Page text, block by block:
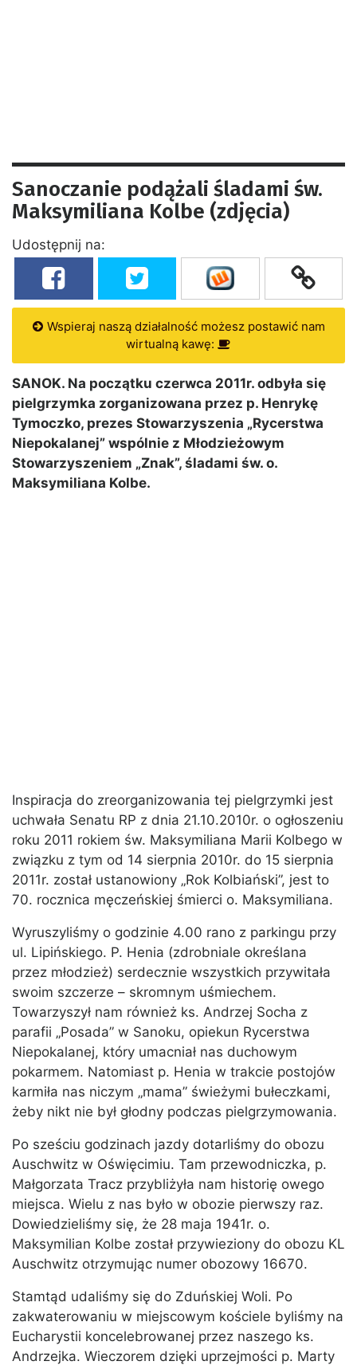
Sanoczanie podążali śladami św.
Maksymiliana Kolbe (zdjęcia)
Udostępnij na:
Wspieraj naszą działalność możesz postawić nam
wirtualną kawę:
SANOK. Na początku czerwca 2011r. odbyła się
pielgrzymka zorganizowana przez p. Henrykę
Tymoczko, prezes Stowarzyszenia „Rycerstwa
Niepokalanej” wspólnie z Młodzieżowym
Stowarzyszeniem „Znak”, śladami św. o.
Maksymiliana Kolbe.
Inspiracja do zreorganizowania tej pielgrzymki jest
uchwała Senatu RP z dnia 21.10.2010r. o ogłoszeniu
roku 2011 rokiem św. Maksymiliana Marii Kolbego w
związku z tym od 14 sierpnia 2010r. do 15 sierpnia
2011r. został ustanowiony „Rok Kolbiański”, jest to
70. rocznica męczeńskiej śmierci o. Maksymiliana.
Wyruszyliśmy o godzinie 4.00 rano z parkingu przy
ul. Lipińskiego. P. Henia (zdrobniale określana
przez młodzież) serdecznie wszystkich przywitała
swoim szczerze – skromnym uśmiechem.
Towarzyszył nam również ks. Andrzej Socha z
parafii „Posada” w Sanoku, opiekun Rycerstwa
Niepokalanej, który umacniał nas duchowym
pokarmem. Natomiast p. Henia w trakcie postojów
karmiła nas niczym „mama” świeżymi bułeczkami,
żeby nikt nie był głodny podczas pielgrzymowania.
Po sześciu godzinach jazdy dotarliśmy do obozu
Auschwitz w Oświęcimiu. Tam przewodniczka, p.
Małgorzata Tracz przybliżyła nam historię owego
miejsca. Wielu z nas było w obozie pierwszy raz.
Dowiedzieliśmy się, że 28 maja 1941r. o.
Maksymilian Kolbe został przywieziony do obozu KL
Auschwitz otrzymując numer obozowy 16670.
Stamtąd udaliśmy się do Zduńskiej Woli. Po
zakwaterowaniu w miejscowym kościele byliśmy na
Eucharystii koncelebrowanej przez naszego ks.
Andrzejka. Wieczorem dzięki uprzejmości p. Marty